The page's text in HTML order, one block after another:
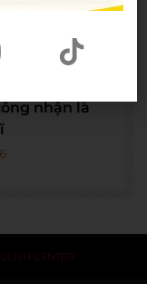
nhận là
CENTER